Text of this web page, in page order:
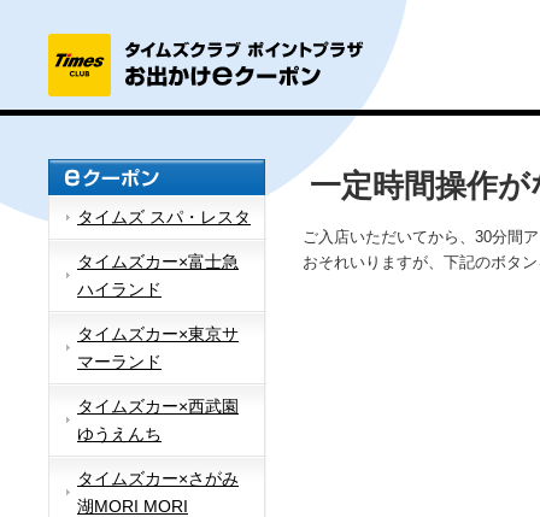
タイムズ スパ・レスタ
タイムズカー×富士急
ハイランド
タイムズカー×東京サ
マーランド
タイムズカー×西武園
ゆうえんち
タイムズカー×さがみ
湖MORI MORI
一定時間操作
ご入店いただいてから、30分間
おそれいりますが、下記のボタ